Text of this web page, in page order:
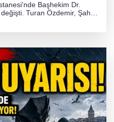
Başhekim Dr.
Turan Özdemir, Şahin